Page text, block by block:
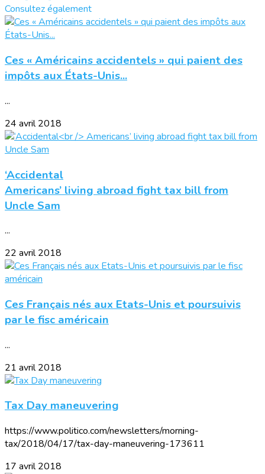
Consultez également
Ces « Américains accidentels » qui paient des
impôts aux États-Unis...
...
24 avril 2018
‘Accidental
Americans’ living abroad fight tax bill from
Uncle Sam
...
22 avril 2018
Ces Français nés aux Etats-Unis et poursuivis
par le fisc américain
...
21 avril 2018
Tax Day maneuvering
https://www.politico.com/newsletters/morning-
tax/2018/04/17/tax-day-maneuvering-173611
17 avril 2018